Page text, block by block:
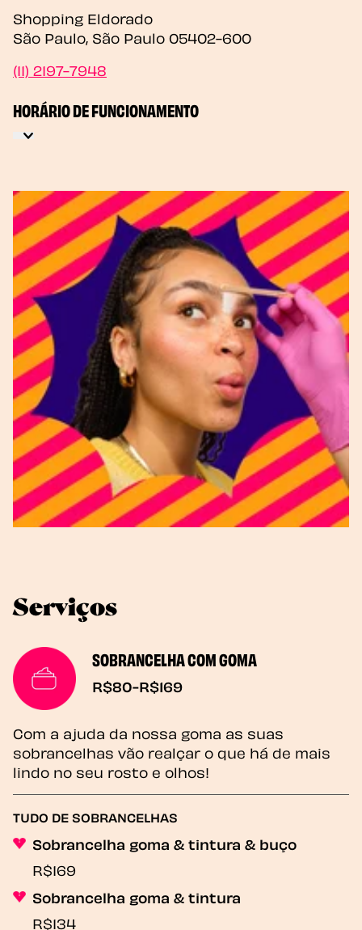
Shopping Eldorado
São Paulo, São Paulo 05402-600
(11) 2197-7948
HORÁRIO DE FUNCIONAMENTO
Serviços
SOBRANCELHA COM GOMA
R$80-R$169
Com a ajuda da nossa goma as suas
sobrancelhas vão realçar o que há de mais
lindo no seu rosto e olhos!
TUDO DE SOBRANCELHAS
Sobrancelha goma & tintura & buço
R$169
Sobrancelha goma & tintura
R$134